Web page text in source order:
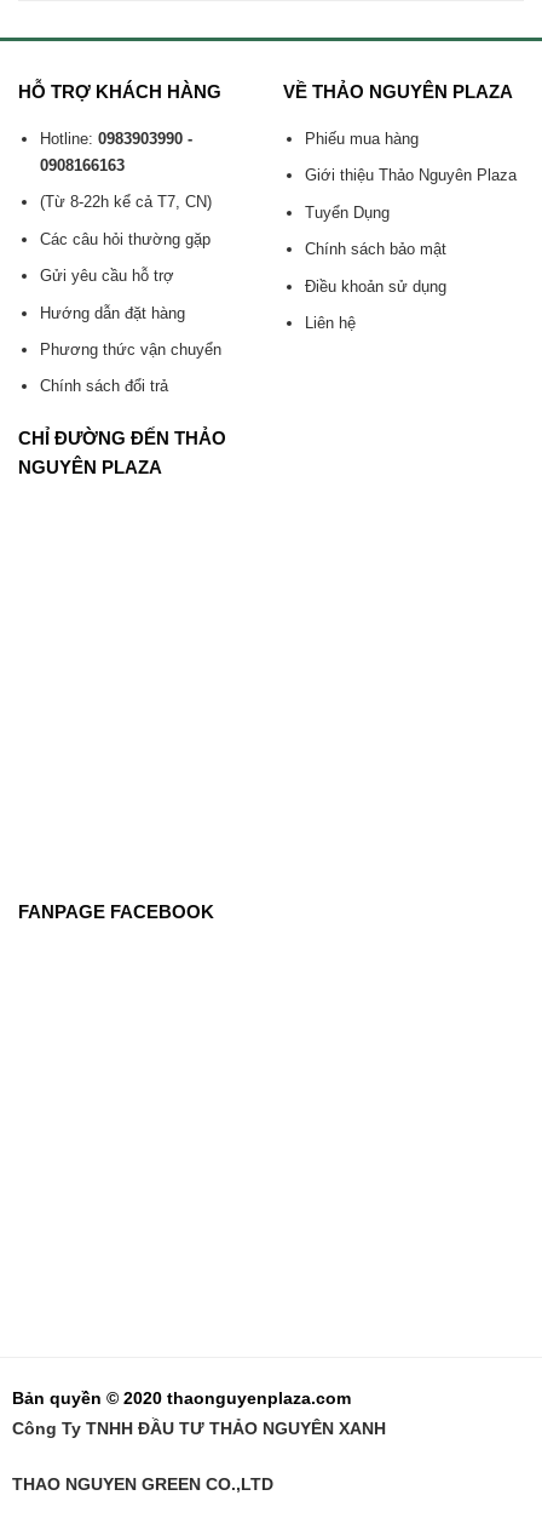
HỖ TRỢ KHÁCH HÀNG
Hotline: 0983903990 -
0908166163
(Từ 8-22h kể cả T7, CN)
Các câu hỏi thường gặp
Gửi yêu cầu hỗ trợ
Hướng dẫn đặt hàng
Phương thức vận chuyển
Chính sách đổi trả
VỀ THẢO NGUYÊN PLAZA
Phiếu mua hàng
Giới thiệu Thảo Nguyên Plaza
Tuyển Dụng
Chính sách bảo mật
Điều khoản sử dụng
Liên hệ
CHỈ ĐƯỜNG ĐẾN THẢO
NGUYÊN PLAZA
FANPAGE FACEBOOK
Bản quyền © 2020 thaonguyenplaza.com
Công Ty TNHH ĐẦU TƯ THẢO NGUYÊN XANH
THAO NGUYEN GREEN CO.,LTD